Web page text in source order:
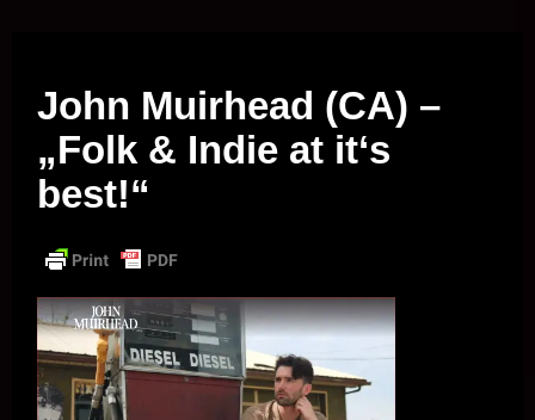
John Muirhead (CA) –
„Folk & Indie at it‘s
best!“